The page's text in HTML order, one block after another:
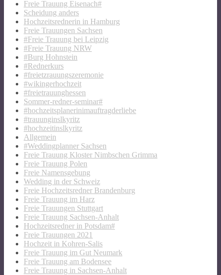
Freie Trauung Eisenach#
Scheidung anders
Hochzeitsrednerin in Hamburg
Freie Trauungen Sachsen
#Freie Trauung bei Leipzig
#Freie Trauung NRW
#Burg Hohnstein
#Rednerkurs
#freietzrauungszeremonie
#wikingerhochzeit
#freietrauunghessen
Sommer-redner-seminar#
#hochzeitsplanerinimauftragderliebe
#trauunginslkyritz
#hochzeitinslkyritz
Allgemein
#Weddingplanner Sachsen
Freie Trauung Kloster Nimbschen Grimma
Freie Trauung Polen
Freie Namensgebung
Wedding in der Schweiz
Freie Hochzeitsredner Brandenburg
Freie Trauung im Harz
Freie Trauungen Stuttgart
Freie Trauung Sachsen-Anhalt
Hochzeitsredner in Potsdam#
Freie Trauungen 2021
Hochzeit in Kohren-Salis
Freie Trauung im Gut Neumark
Freie Trauung am Bodensee
Freie Trauung in Sachsen-Anhalt